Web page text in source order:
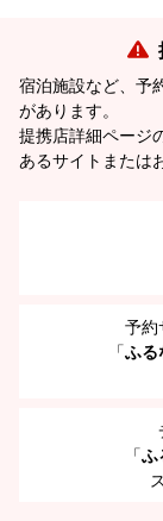
宿泊施設など、予
があります。
提携店詳細ページ
あるサイトまたは
予約
「ふる
「ふ